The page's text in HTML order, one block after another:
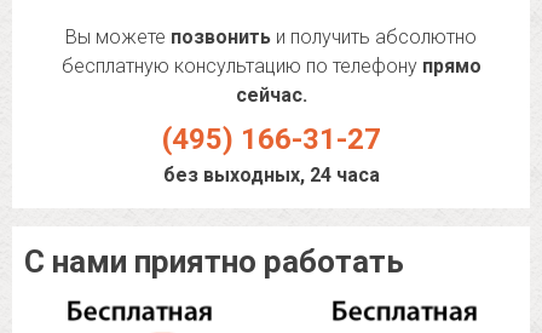
Вы можете позвонить и получить абсолютно
бесплатную консультацию по телефону прямо
сейчас.
(495) 166-31-27
без выходных, 24 часа
С нами приятно работать